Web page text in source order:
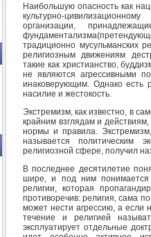
Наибольшую опасность как
культурно-
организации,
традиционно мусульманских
религиозным движениям
такие как христианство,
не являются агрессивными
инаковерующим. Однако есть
насилие и жестокость.
Экстремизм, как известно, в
крайним взглядам и
нормы и правила.
называется политическим
религиозной сфере, получил
В последнее десятилетие
шире, и под ним понимается
религии, которая
противоречив: религия, сама
может нести агрессию, а если
течение и религией
эксплуатирует отдельные